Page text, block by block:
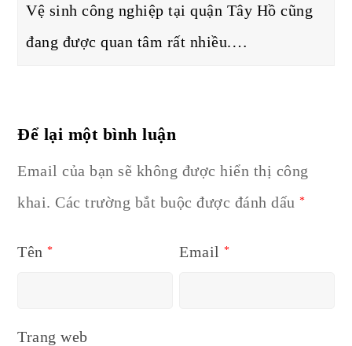
Vệ sinh công nghiệp tại quận Tây Hồ cũng
đang được quan tâm rất nhiều.…
Để lại một bình luận
Email của bạn sẽ không được hiển thị công
khai. Các trường bắt buộc được đánh dấu*
Tên* Email*
Trang web